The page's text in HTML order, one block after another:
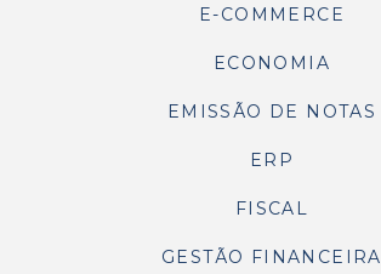
E-COMMERCE
ECONOMIA
EMISSÃO DE NOTAS
ERP
FISCAL
GESTÃO FINANCEIRA